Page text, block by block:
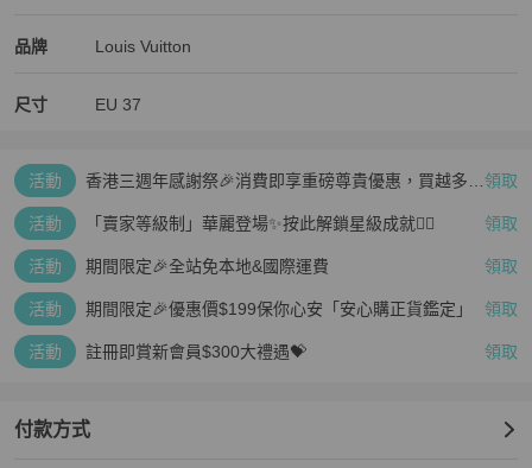
品牌
Louis Vuitton精品女鞋品牌介紹
Louis Vuitton
Louis Vuitton推薦清單
尺寸 EU 37
活動
香港三週年感謝祭🎉消費即享重磅尊貴優惠，買越多、 領取
活動 「賣家等級制」華麗登場✨按此解鎖星級成就👆🏻 領取
活動 期間限定🎉全站免本地&國際運費 領取
活動 期間限定🎉優惠價$199保你心安「安心購正貨鑑定」 領取
活動 註冊即賞新會員$300大禮遇💝 領取
付款方式